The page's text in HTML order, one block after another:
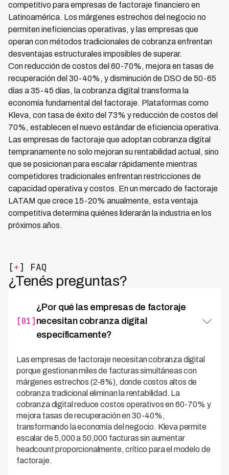
competitivo para empresas de factoraje financiero en
Latinoamérica. Los márgenes estrechos del negocio no
permiten ineficiencias operativas, y las empresas que
operan con métodos tradicionales de cobranza enfrentan
desventajas estructurales imposibles de superar.
Con reducción de costos del 60-70%, mejora en tasas de
recuperación del 30-40%, y disminución de DSO de 50-65
días a 35-45 días, la cobranza digital transforma la
economía fundamental del factoraje. Plataformas como
Kleva, con tasa de éxito del 73% y reducción de costos del
70%, establecen el nuevo estándar de eficiencia operativa.
Las empresas de factoraje que adoptan cobranza digital
tempranamente no solo mejoran su rentabilidad actual, sino
que se posicionan para escalar rápidamente mientras
competidores tradicionales enfrentan restricciones de
capacidad operativa y costos. En un mercado de factoraje
LATAM que crece 15-20% anualmente, esta ventaja
competitiva determina quiénes liderarán la industria en los
próximos años.
[+] FAQ
¿Tenés preguntas?
[01]
¿Por qué las empresas de factoraje
necesitan cobranza digital
específicamente?
Las empresas de factoraje necesitan cobranza digital
porque gestionan miles de facturas simultáneas con
márgenes estrechos (2-8%), donde costos altos de
cobranza tradicional eliminan la rentabilidad. La
cobranza digital reduce costos operativos en 60-70% y
mejora tasas de recuperación en 30-40%,
transformando la economía del negocio. Kleva permite
escalar de 5,000 a 50,000 facturas sin aumentar
headcount proporcionalmente, crítico para el modelo de
factoraje.